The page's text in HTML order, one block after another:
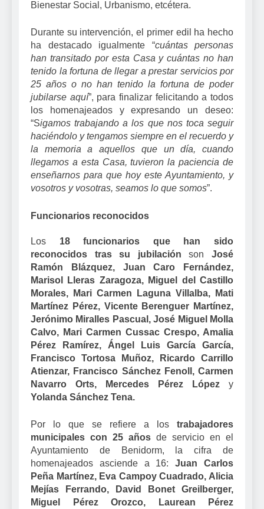
Bienestar Social, Urbanismo, etcétera.
Durante su intervención, el primer edil ha hecho
ha destacado igualmente “cuántas personas
han transitado por esta Casa y cuántas no han
tenido la fortuna de llegar a prestar servicios por
25 años o no han tenido la fortuna de poder
jubilarse aquí”, para finalizar felicitando a todos
los homenajeados y expresando un deseo:
“Sigamos trabajando a los que nos toca seguir
haciéndolo y tengamos siempre en el recuerdo y
la memoria a aquellos que un día, cuando
llegamos a esta Casa, tuvieron la paciencia de
enseñarnos para que hoy este Ayuntamiento, y
vosotros y vosotras, seamos lo que somos”.
Funcionarios reconocidos
Los 18 funcionarios
que han sido
reconocidos tras su jubilación sonJosé
Ramón Blázquez, Juan Caro Fernández,
Marisol Lleras Zaragoza, Miguel del Castillo
Morales, Mari Carmen Laguna Villalba, Mati
Martínez Pérez, Vicente Berenguer Martínez,
Jerónimo Miralles Pascual, José Miguel Molla
Calvo, Mari Carmen Cussac Crespo, Amalia
Pérez Ramírez, Ángel Luis García García,
Francisco Tortosa Muñoz, Ricardo Carrillo
Atienzar, Francisco Sánchez Fenoll, Carmen
Navarro Orts, Mercedes Pérez López y
Yolanda Sánchez Tena.
Por lo que se refiere a los trabajadores
municipales con 25 años de servicio en el
Ayuntamiento de Benidorm, la cifra de
homenajeados asciende a 16:Juan Carlos
Peña Martínez, Eva Campoy Cuadrado, Alicia
Mejías Ferrando, David Bonet Greilberger,
Miguel Pérez Orozco, Laurean Pérez